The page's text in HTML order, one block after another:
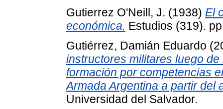
Gutierrez O'Neill, J. (1938) El
económica. Estudios (319).
Gutiérrez, Damián Eduardo
instructores militares luego
formación por competencias
Armada Argentina a partir del
Universidad del Salvador.